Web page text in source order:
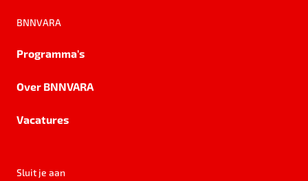
BNNVARA
Programma's
Over BNNVARA
Vacatures
Sluit je aan